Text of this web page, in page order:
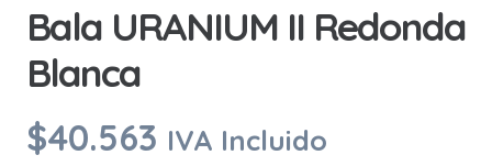
Bala URANIUM II Redonda
Blanca
$40.563 IVA Incluido